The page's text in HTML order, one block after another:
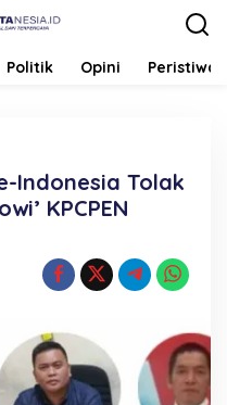
Politik Opini Peristiwa
Indonesia Tolak
KPCPEN